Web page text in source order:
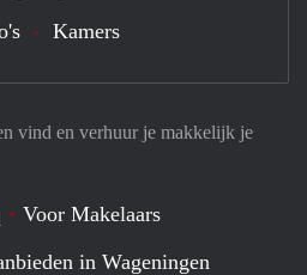
vind en verhuur je makkelijk je
Voor Makelaars
in Wageningen
Kamers